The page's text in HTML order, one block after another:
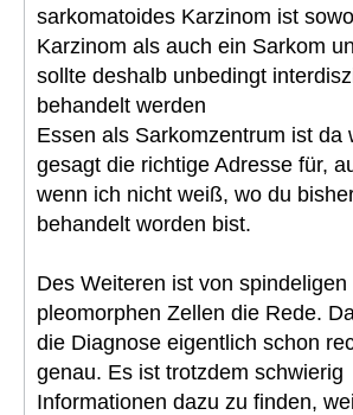
sarkomatoides Karzinom ist
Karzinom als auch ein Sarkom
sollte deshalb unbedingt
behandelt werden
Essen als Sarkomzentrum ist da
gesagt die richtige Adresse für,
wenn ich nicht weiß, wo du
behandelt worden bist.
Des Weiteren ist von spindeligen
pleomorphen Zellen die Rede.
die Diagnose eigentlich schon
genau. Es ist trotzdem schwierig
Informationen dazu zu finden,